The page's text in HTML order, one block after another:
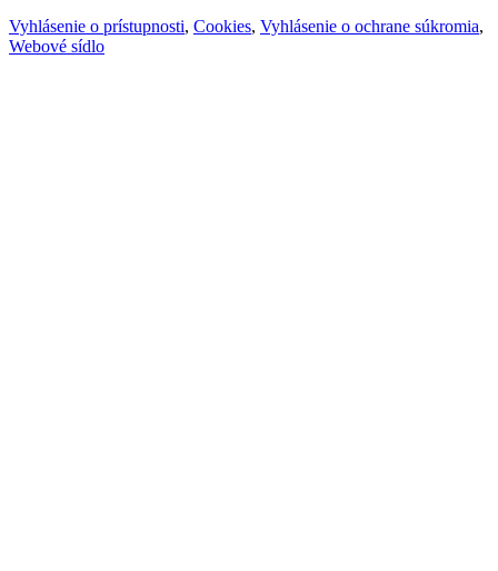
Vyhlásenie o prístupnosti, Cookies, Vyhlásenie o ochrane súkromia,
Webové sídlo